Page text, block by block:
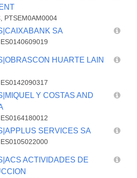
, PTSEM0AM0004
SA
ES0140609019
HUARTE LAIN
ES0142090317
Y COSTAS AND
ES0164180012
SERVICES SA
ES0105022000
ACTIVIDADES DE